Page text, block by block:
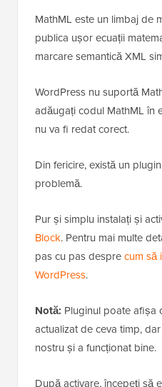
MathML este un limbaj de
publica ușor ecuații
marcare semantică XML
WordPress nu suportă
adăugați codul MathML în
nu va fi redat corect.
Din fericire, există un
problemă.
Pur și simplu instalați și
Block. Pentru mai multe
pas cu pas desprecum să
WordPress.
Notă: Pluginul poate afișa
actualizat de ceva timp,
nostru și a funcționat bine.
După activare, începeți să